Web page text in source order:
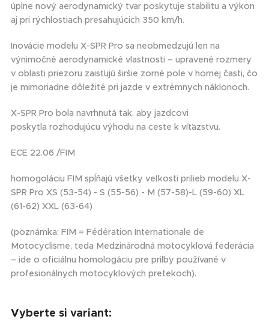
úplne nový aerodynamický tvar poskytuje stabilitu a výkon
aj pri rýchlostiach presahujúcich 350 km/h.
Inovácie modelu X-SPR Pro sa neobmedzujú len na
výnimočné aerodynamické vlastnosti – upravené rozmery
v oblasti priezoru zaisťujú širšie zorné pole v hornej časti, čo
je mimoriadne dôležité pri jazde v extrémnych náklonoch.
X-SPR Pro bola navrhnutá tak, aby jazdcovi
poskytla rozhodujúcu výhodu na ceste k víťazstvu.
ECE 22.06 /FIM
homogoláciu FIM spĺňajú všetky veľkosti prilieb modelu X-
SPR Pro XS (53-54) - S (55-56) - M (57-58)-L (59-60) XL
(61-62) XXL (63-64)
(poznámka: FIM = Fédération Internationale de
Motocyclisme, teda Medzinárodná motocyklová federácia
– ide o oficiálnu homologáciu pre prilby používané v
profesionálnych motocyklových pretekoch).
Vyberte si variant: